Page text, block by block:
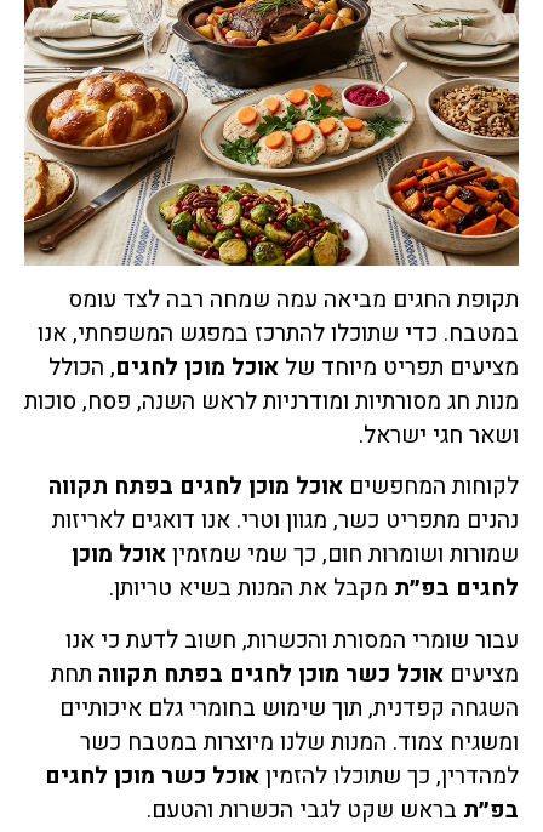
תקופת החגים מביאה עמה שמחה רבה לצד עומס
במטבח. כדי שתוכלו להתרכז במפגש המשפחתי, אנו
מציעים תפריט מיוחד של אוכל מוכן לחגים, הכולל
מנות חג מסורתיות ומודרניות לראש השנה, פסח, סוכות
ושאר חגי ישראל.
לקוחות המחפשים אוכל מוכן לחגים בפתח תקווה
נהנים מתפריט כשר, מגוון וטרי. אנו דואגים לאריזות
שמורות ושומרות חום, כך שמי שמזמיןאוכל מוכן
לחגים בפ״ת מקבל את המנות בשיא טריותן.
עבור שומרי המסורת והכשרות, חשוב לדעת כי אנו
מציעים אוכל כשר מוכן לחגים בפתח תקווה תחת
השגחה קפדנית, תוך שימוש בחומרי גלם איכותיים
ומשגיח צמוד. המנות שלנו מיוצרות במטבח כשר
למהדרין, כך שתוכלו להזמיןאוכל כשר מוכן לחגים
בפ״ת בראש שקט לגבי הכשרות והטעם.